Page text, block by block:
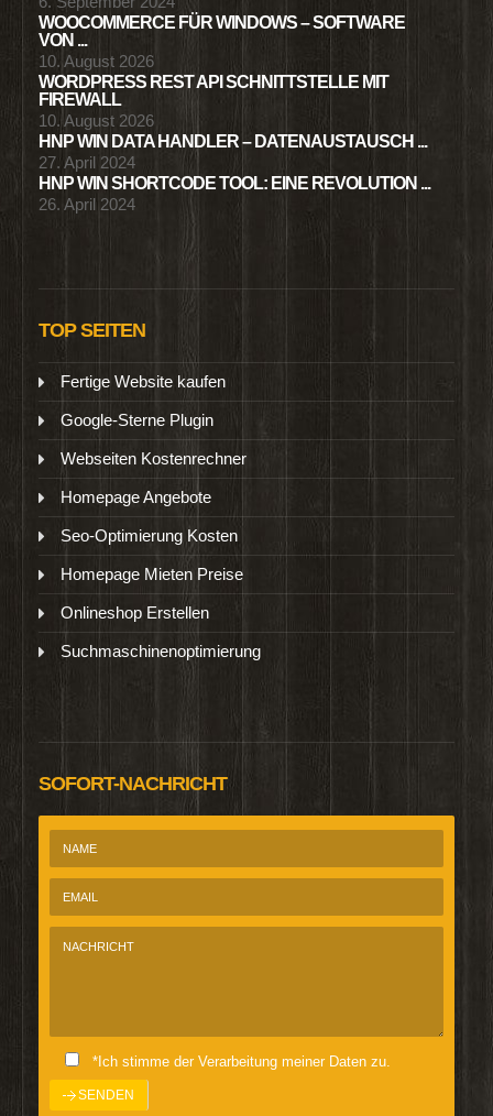
WOOCOMMERCE FÜR WINDOWS – SOFTWARE
VON ...
10. August 2026
WORDPRESS REST API SCHNITTSTELLE MIT
FIREWALL
10. August 2026
HNP WIN DATA HANDLER – DATENAUSTAUSCH ...
27. April 2024
HNP WIN SHORTCODE TOOL: EINE REVOLUTION ...
26. April 2024
TOP SEITEN
Fertige Website kaufen
Google-Sterne Plugin
Webseiten Kostenrechner
Homepage Angebote
Seo-Optimierung Kosten
Homepage Mieten Preise
Onlineshop Erstellen
Suchmaschinenoptimierung
SOFORT-NACHRICHT
*Ich stimme der Verarbeitung meiner Daten zu.